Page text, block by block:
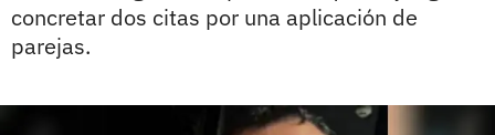
concretar dos citas por una aplicación de
parejas.